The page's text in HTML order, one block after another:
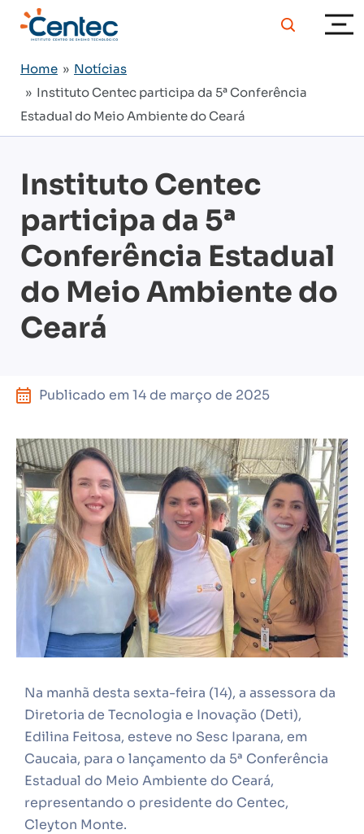
Home » Notícias
» Instituto Centec participa da 5ª Conferência
Estadual do Meio Ambiente do Ceará
Instituto Centec
participa da 5ª
Conferência Estadual
do Meio Ambiente do
Ceará
Publicado em 14 de março de 2025
Na manhã desta sexta-feira (14), a assessora da
Diretoria de Tecnologia e Inovação (Deti),
Edilina Feitosa, esteve no Sesc Iparana, em
Caucaia, para o lançamento da 5ª Conferência
Estadual do Meio Ambiente do Ceará,
representando o presidente do Centec,
Cleyton Monte.